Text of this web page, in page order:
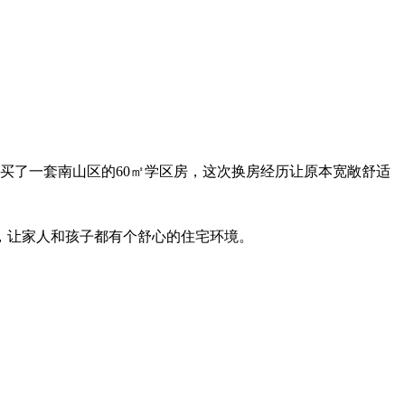
了一套南山区的60㎡学区房，这次换房经历让原本宽敞舒适
，让家人和孩子都有个舒心的住宅环境。